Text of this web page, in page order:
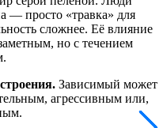
— просто «травка» для
сложнее. Её влияние
но с течением
Зависимый может
агрессивным или,